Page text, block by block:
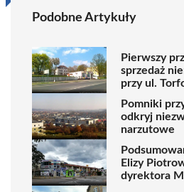
Podobne Artykuły
Pierwszy
sprzedaż
przy ul.
Pomniki
odkryj
narzutowe
Elizy
dyrektora